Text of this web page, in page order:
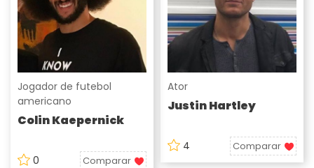
Jogador de futebol
americano
Colin Kaepernick
0 Comparar
Ator
Justin Hartley
4 Comparar